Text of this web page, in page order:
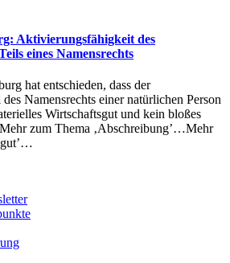
Aktivierungsfähigkeit des
eines Namensrechts
hat entschieden, dass der
Namensrechts einer natürlichen Person
Wirtschaftsgut und kein bloßes
zum Thema ‚Abschreibung’…Mehr